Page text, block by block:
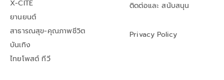
X-CITE
ยานยนต์
สาธารณสุข-คุณภาพชีวิต
บันเทิง
ไทยโพสต์ ทีวี
ติดต่อและ สนับสนุน
Privacy Policy